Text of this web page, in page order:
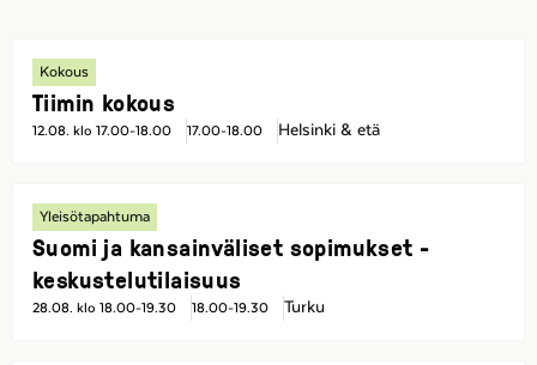
Kokous
Tiimin kokous
12.08. klo 17.00-18.00 17.00-18.00 Helsinki & etä
Yleisötapahtuma
Suomi ja kansainväliset sopimukset -
keskustelutilaisuus
28.08. klo 18.00-19.30 18.00-19.30 Turku